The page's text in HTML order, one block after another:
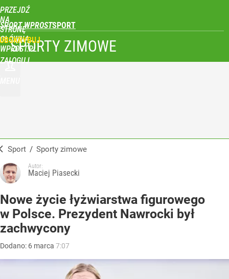
PRZEJDŹ
NA
STRONĘ
GŁÓWNĄ
WPROST.PL
SPORT WPROST
ZALOGUJ
SPORTY ZIMOWE
Sport / Sporty zimowe
Autor:
Maciej Piasecki
Nowe życie łyżwiarstwa figurowego
w Polsce. Prezydent Nawrocki był
zachwycony
Dodano: 6 marca 7:07